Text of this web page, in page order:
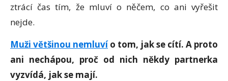
ztrácí čas tím, že mluví o něčem, co ani vyřešit
nejde.
Muži většinou nemluvío tom, jak se cítí. A proto
ani nechápou, proč od nich někdy partnerka
vyzvídá, jak se mají.